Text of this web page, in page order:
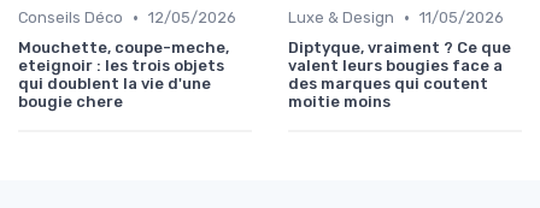
Conseils Déco • 12/05/2026
Mouchette, coupe-meche,
eteignoir : les trois objets
qui doublent la vie d'une
bougie chere
Luxe & Design • 11/05/2026
Diptyque, vraiment ? Ce que
valent leurs bougies face a
des marques qui coutent
moitie moins